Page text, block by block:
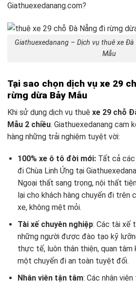
Giathuexedanang.com?
Giathuexedanang – Dịch vụ thuê xe
Mẫu
Tại sao chọn dịch vụ xe 29
rừng dừa Bảy Mẫu
Khi sử dụng dịch vụ thuê xe 29 chỗ
Mẫu 2 chiều. Giathuexedanang cam
hàng những trải nghiệm tuyệt vời:
100% xe ô tô đời mới: Tất cả các
đi Chùa Linh Ứng tại
Ngoại thất sang trọng, nội thất
lại cho khách hàng chuyến đi trên
xe, không mệt mỏi.
Tài xế chuyên nghiệp: Các tài xế
những người được đào tạo kỹ
thực tế, luôn thân thiện, quan tâm
một chuyến đi an toàn tuyệt đối.
Nhân viên tận tâm: Các nhân